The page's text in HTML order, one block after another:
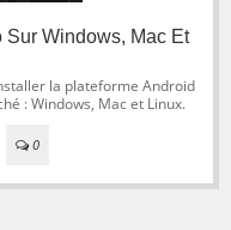
Sur Windows, Mac Et
la plateforme Android
: Windows, Mac et Linux.
0